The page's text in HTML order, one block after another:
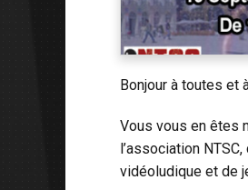
Bonjour à toutes et
Vous vous en êtes
l’association
vidéoludique et de